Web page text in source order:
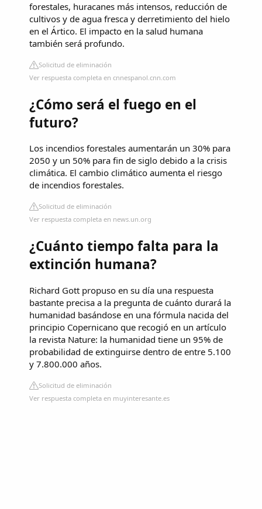
forestales, huracanes más intensos, reducción de
cultivos y de agua fresca y derretimiento del hielo
en el Ártico. El impacto en la salud humana
también será profundo.
Solicitud de eliminación
Ver respuesta completa en cnnespanol.cnn.com
¿Cómo será el fuego en el
futuro?
Los incendios forestales aumentarán un 30% para
2050 y un 50% para fin de siglo debido a la crisis
climática. El cambio climático aumenta el riesgo
de incendios forestales.
Solicitud de eliminación
Ver respuesta completa en news.un.org
¿Cuánto tiempo falta para la
extinción humana?
Richard Gott propuso en su día una respuesta
bastante precisa a la pregunta de cuánto durará la
humanidad basándose en una fórmula nacida del
principio Copernicano que recogió en un artículo
la revista Nature: la humanidad tiene un 95% de
probabilidad de extinguirse dentro de entre 5.100
y 7.800.000 años.
Solicitud de eliminación
Ver respuesta completa en muyinteresante.es